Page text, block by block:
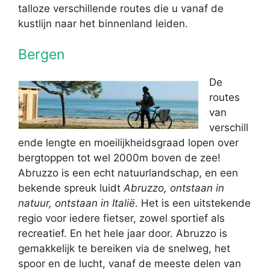
talloze verschillende routes die u vanaf de
kustlijn naar het binnenland leiden.
Bergen
De
routes
van
verschill
ende lengte en moeilijkheidsgraad lopen over
bergtoppen tot wel 2000m boven de zee!
Abruzzo is een echt natuurlandschap, en een
bekende spreuk luidtAbruzzo, ontstaan in
natuur, ontstaan in Italië. Het is een uitstekende
regio voor iedere fietser, zowel sportief als
recreatief. En het hele jaar door. Abruzzo is
gemakkelijk te bereiken via de snelweg, het
spoor en de lucht, vanaf de meeste delen van